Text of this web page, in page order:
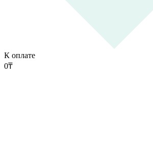
К оплате
0₸